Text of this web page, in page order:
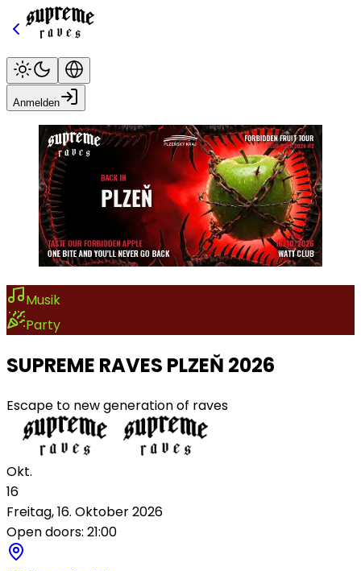
Anmelden
Musik
Party
SUPREME RAVES PLZEŇ 2026
Escape to new generation of raves
Okt.
16
Freitag, 16. Oktober 2026
Open doors: 21:00